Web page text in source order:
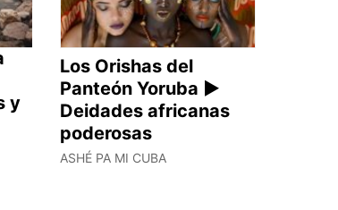
y
Los Orishas del
Panteón Yoruba ►
Deidades africanas
poderosas
ASHÉ PA MI CUBA